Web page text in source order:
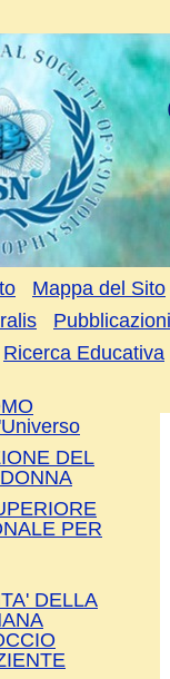
Mappa del Sito
Pubblicazioni
Ricerca Educativa
DEL
PER
DELLA